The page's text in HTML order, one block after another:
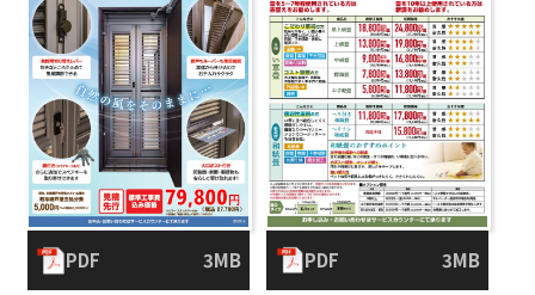
PDF 3MB PDF 3MB